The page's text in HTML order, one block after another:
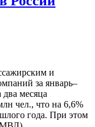
и
за январь–
месяца
чел., что на 6,6%
года. При этом